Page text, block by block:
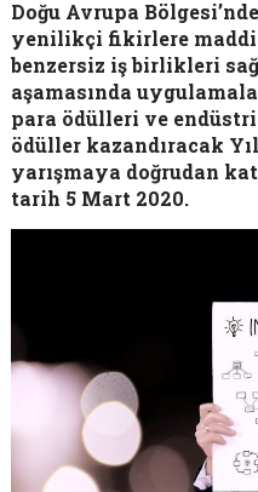
Doğu Avrupa
yenilikçi fikirlere maddi
benzersiz iş birlikleri
aşamasında
para ödülleri ve
ödüller kazandıracak
yarışmaya doğrudan
tarih 5 Mart 2020.